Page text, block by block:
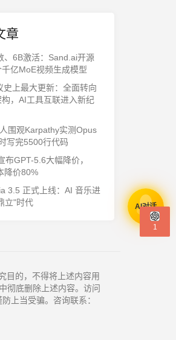
章
、6B激活：Sand.ai开源
亿MoE视频生成模型
史上最大更新：全面转向
，AI工具互联进入新纪
围观Karpathy实测Opus
写完5500行代码
布GPT-5.6大幅降价，
降价80%
3.5 正式上线：AI 音乐进
立"时代
目的，不得将上述内容用
彻底删除上述内容。访问
上当受骗。咨询联系：
1
AI对话